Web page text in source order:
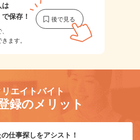
は
で保存！
ます。
リエイトバイト
録のメリット
仕事探しをアシスト！